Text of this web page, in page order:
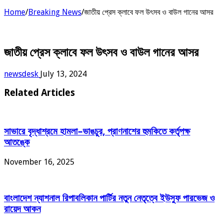
Home/Breaking News/জাতীয় প্রেস ক্লাবে ফল উৎসব ও বাউল গানের আসর
জাতীয় প্রেস ক্লাবে ফল উৎসব ও বাউল গানের আসর
newsdesk July 13, 2024
Related Articles
সাভারে বৃদ্ধাশ্রমে হামলা–ভাঙচুর, প্রাণনাশের হুমকিতে কর্তৃপক্ষ
আতঙ্কে
November 16, 2025
বাংলাদেশ ন্যাশনাল রিপাবলিকান পার্টির নতুন নেতৃত্বে ইউসুফ পারভেজ ও
রায়েদ আকন